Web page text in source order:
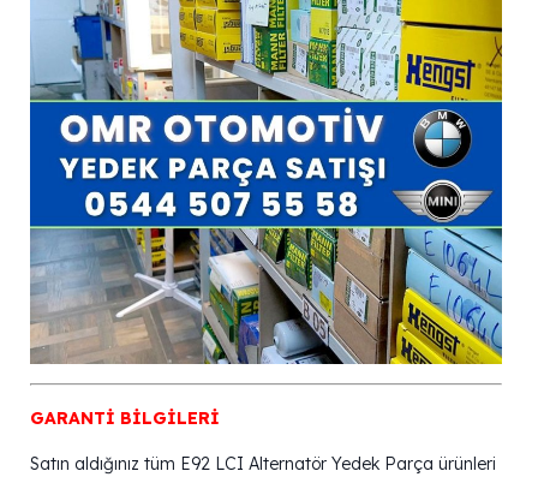
GARANTİ BİLGİLERİ
Satın aldığınız tüm E92 LCI Alternatör Yedek Parça ürünleri